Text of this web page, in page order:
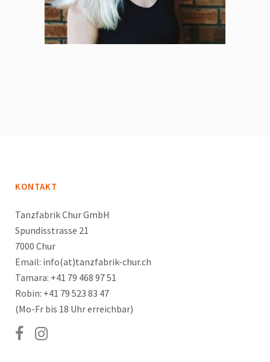
KONTAKT
Tanzfabrik Chur GmbH
Spundisstrasse 21
7000 Chur
Email: info(at)tanzfabrik-chur.ch
Tamara: +41 79 468 97 51
Robin: +41 79 523 83 47
(Mo-Fr bis 18 Uhr erreichbar)